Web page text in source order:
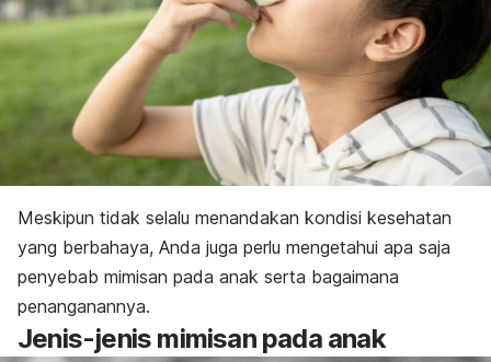
Meskipun tidak selalu menandakan kondisi kesehatan
yang berbahaya, Anda juga perlu mengetahui apa saja
penyebab mimisan pada anak serta bagaimana
penanganannya.
Jenis-jenis mimisan pada anak